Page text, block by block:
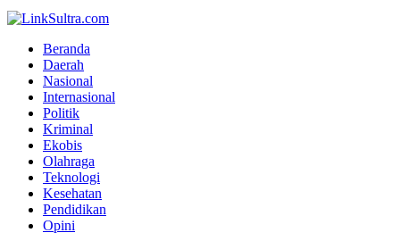
Beranda
Daerah
Nasional
Internasional
Politik
Kriminal
Ekobis
Olahraga
Teknologi
Kesehatan
Pendidikan
Opini